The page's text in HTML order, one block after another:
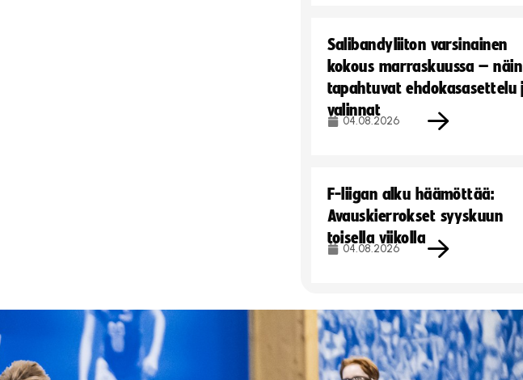
Salibandyliiton varsinainen
kokous marraskuussa – näin
tapahtuvat ehdokasasettelu
valinnat
04.08.2026
F-liigan alku häämöttää:
Avauskierrokset syyskuun
toisella viikolla
04.08.2026